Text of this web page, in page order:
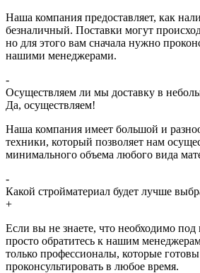
Наша компания предоставляет, как
безналичный. Поставки могут
но для этого вам сначала нужно
нашими менеджерами.
-
Осуществляем ли мы доставку в
Да, осуществляем!
Наша компания имеет большой и
техники, который позволяет нам
минимального объема любого вида
-
Какой стройматериал будет лучше
+
Если вы не знаете, что необходимо под
просто обратитесь к нашим
только профессионалы, которые
проконсультировать в любое время.